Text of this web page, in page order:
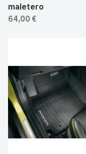
maletero
64,00 €